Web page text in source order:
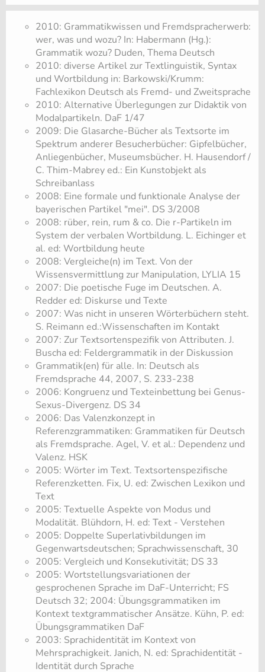
2010: Grammatikwissen und Fremdspracherwerb:
wer, was und wozu? In: Habermann (Hg.):
Grammatik wozu? Duden, Thema Deutsch
2010: diverse Artikel zur Textlinguistik, Syntax
und Wortbildung in: Barkowski/Krumm:
Fachlexikon Deutsch als Fremd- und Zweitsprache
2010: Alternative Überlegungen zur Didaktik von
Modalpartikeln. DaF 1/47
2009: Die Glasarche-Bücher als Textsorte im
Spektrum anderer Besucherbücher: Gipfelbücher,
Anliegenbücher, Museumsbücher. H. Hausendorf /
C. Thim-Mabrey ed.: Ein Kunstobjekt als
Schreibanlass
2008: Eine formale und funktionale Analyse der
bayerischen Partikel "mei". DS 3/2008
2008: rüber, rein, rum & co. Die r-Partikeln im
System der verbalen Wortbildung. L. Eichinger et
al. ed: Wortbildung heute
2008: Vergleiche(n) im Text. Von der
Wissensvermittlung zur Manipulation, LYLIA 15
2007: Die poetische Fuge im Deutschen. A.
Redder ed: Diskurse und Texte
2007: Was nicht in unseren Wörterbüchern steht.
S. Reimann ed.:Wissenschaften im Kontakt
2007: Zur Textsortenspezifik von Attributen. J.
Buscha ed: Feldergrammatik in der Diskussion
​Grammatik(en) für alle. In: Deutsch als
Fremdsprache 44, 2007, S. 233-238
2006: Kongruenz und Texteinbettung bei Genus-
Sexus-Divergenz. DS 34
2006: Das Valenzkonzept in
Referenzgrammatiken: Grammatiken für Deutsch
als Fremdsprache. Agel, V. et al.: Dependenz und
Valenz. HSK
2005: Wörter im Text. Textsortenspezifische
Referenzketten. Fix, U. ed: Zwischen Lexikon und
Text
2005: Textuelle Aspekte von Modus und
Modalität. Blühdorn, H. ed: Text - Verstehen
2005: Doppelte Superlativbildungen im
Gegenwartsdeutschen; Sprachwissenschaft, 30
2005: Vergleich und Konsekutivität; DS 33
2005: Wortstellungsvariationen der
gesprochenen Sprache im DaF-Unterricht; FS
Deutsch 32; 2004: Übungsgrammatiken im
Kontext textgrammatischer Ansätze. Kühn, P. ed:
Übungsgrammatiken DaF
2003: Sprachidentität im Kontext von
Mehrsprachigkeit. Janich, N. ed: Sprachidentität -
Identität durch Sprache